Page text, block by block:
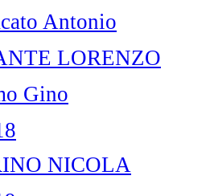
Antonio
LORENZO
Gino
NICOLA